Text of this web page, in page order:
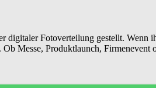
digitaler Fotoverteilung gestellt. Wenn
Messe, Produktlaunch, Firmenevent